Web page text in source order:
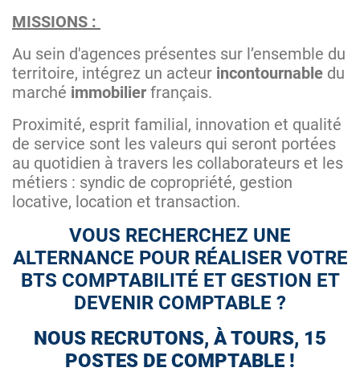
MISSIONS :
Au sein d'agences présentes sur l’ensemble du
territoire, intégrez un acteur incontournable du
marché immobilier français.
Proximité, esprit familial, innovation et qualité
de service sont les valeurs qui seront portées
au quotidien à travers les collaborateurs et les
métiers : syndic de copropriété, gestion
locative, location et transaction.
VOUS RECHERCHEZ UNE
ALTERNANCE POUR RÉALISER VOTRE
BTS COMPTABILITÉ ET GESTION ET
DEVENIR COMPTABLE ?
NOUS RECRUTONS, À TOURS, 15
POSTES DE COMPTABLE !